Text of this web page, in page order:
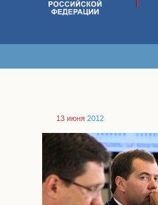
13 июня 2012